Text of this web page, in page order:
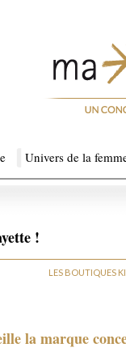
Univers de la
!
LES BOUTIQUES
la marque